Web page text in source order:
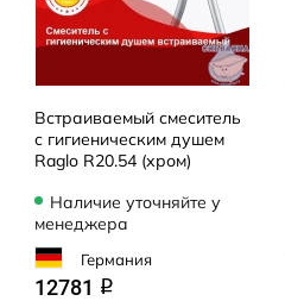
Встраиваемый смеситель
с гигиеническим душем
Raglo R20.54 (хром)
Наличие уточняйте у
менеджера
Германия
12781 q